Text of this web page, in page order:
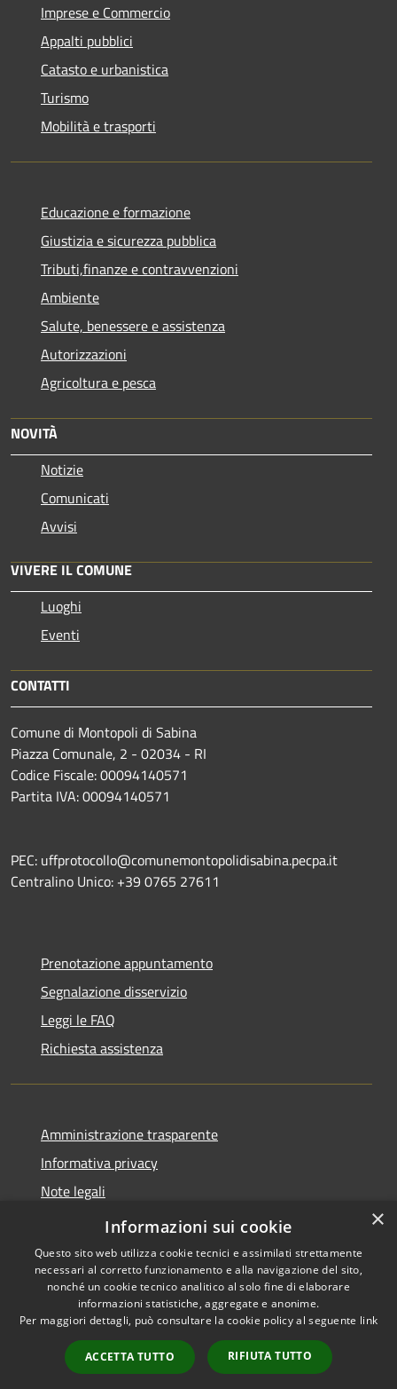
Imprese e Commercio
Appalti pubblici
Catasto e urbanistica
Turismo
Mobilità e trasporti
Educazione e formazione
Giustizia e sicurezza pubblica
Tributi,finanze e contravvenzioni
Ambiente
Salute, benessere e assistenza
Autorizzazioni
Agricoltura e pesca
NOVITÀ
Notizie
Comunicati
Avvisi
VIVERE IL COMUNE
Luoghi
Eventi
CONTATTI
Comune di Montopoli di Sabina
Piazza Comunale, 2 - 02034 - RI
Codice Fiscale: 00094140571
Partita IVA: 00094140571
PEC: uffprotocollo@comunemontopolidisabina.pecpa.it
Centralino Unico: +39 0765 27611
Prenotazione appuntamento
Segnalazione disservizio
Leggi le FAQ
Richiesta assistenza
Amministrazione trasparente
Informativa privacy
Note legali
Dichiarazione di accessibilità
Accessibilità
Copyright © 2026 • Comune di
Montopoli di Sabina • Powered
byMunicipium
Accesso
redazione
×
Informazioni sui cookie
Questo sito web utilizza cookie tecnici e assimilati strettamente
necessari al corretto funzionamento e alla navigazione del sito,
nonché un cookie tecnico analitico al solo fine di elaborare
informazioni statistiche, aggregate e anonime.
Per maggiori dettagli, può consultare la cookie policy al seguente link
ACCETTA TUTTO RIFIUTA TUTTO